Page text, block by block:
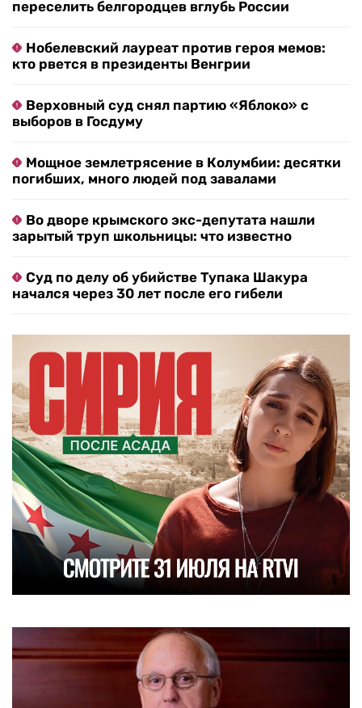
переселить белгородцев вглубь России
Нобелевский лауреат против героя мемов:
кто рвется в президенты Венгрии
Верховный суд снял партию «Яблоко» с
выборов в Госдуму
Мощное землетрясение в Колумбии: десятки
погибших, много людей под завалами
Во дворе крымского экс-депутата нашли
зарытый труп школьницы: что известно
Суд по делу об убийстве Тупака Шакура
начался через 30 лет после его гибели